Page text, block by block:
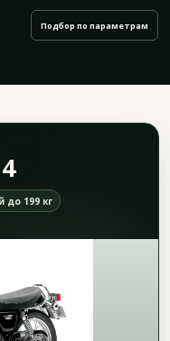
Подбор по параметрам
до 199 кг